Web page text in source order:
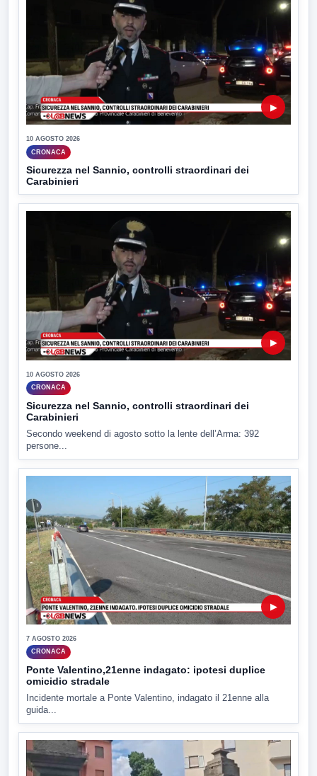
▶
10 AGOSTO 2026
CRONACA
Sicurezza nel Sannio, controlli straordinari dei
Carabinieri
▶
10 AGOSTO 2026
CRONACA
Sicurezza nel Sannio, controlli straordinari dei
Carabinieri
Secondo weekend di agosto sotto la lente dell’Arma: 392
persone...
▶
7 AGOSTO 2026
CRONACA
Ponte Valentino,21enne indagato: ipotesi duplice
omicidio stradale
Incidente mortale a Ponte Valentino, indagato il 21enne alla
guida...